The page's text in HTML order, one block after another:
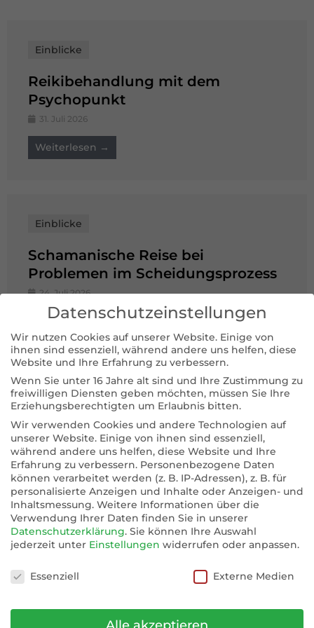
Einblicke
Reikibehandlung mit dem
Psychopunkt
31. Juli 2026
Weiterlesen →
Einblicke
Schamanische Reise bei
Problemen im Scheidungsprozess
24. Juli 2026
Weiterlesen →
Blog
Die Trommel hat den Pulsschlag
von Mutter Erde
28. April 2026
Weiterlesen →
Blog
„Chakra-Krafttiere“
Datenschutzeinstellungen
Wir nutzen Cookies auf unserer Website. Einige von
ihnen sind essenziell, während andere uns helfen, diese
Website und Ihre Erfahrung zu verbessern.
Wenn Sie unter 16 Jahre alt sind und Ihre Zustimmung zu
freiwilligen Diensten geben möchten, müssen Sie Ihre
Erziehungsberechtigten um Erlaubnis bitten.
Wir verwenden Cookies und andere Technologien auf
unserer Website. Einige von ihnen sind essenziell,
während andere uns helfen, diese Website und Ihre
Erfahrung zu verbessern. Personenbezogene Daten
können verarbeitet werden (z. B. IP-Adressen), z. B. für
personalisierte Anzeigen und Inhalte oder Anzeigen- und
Inhaltsmessung. Weitere Informationen über die
Verwendung Ihrer Daten finden Sie in unserer
Datenschutzerklärung. Sie können Ihre Auswahl
jederzeit unter Einstellungen widerrufen oder anpassen.
Essenziell Externe Medien